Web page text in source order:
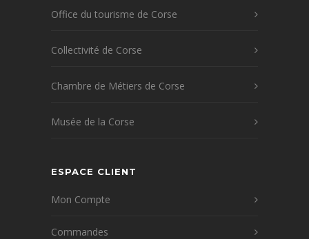
Office du tourisme de Corse
Collectivité de Corse
Chambre de Métiers de Corse
Musée de la Corse
ESPACE CLIENT
Mon Compte
Commandes